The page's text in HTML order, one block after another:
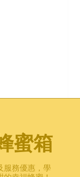
蜜箱
服務優惠，學